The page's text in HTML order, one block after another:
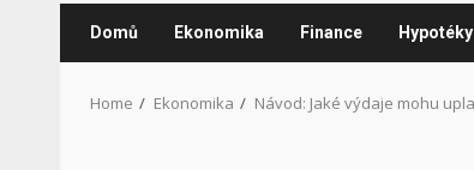
Domů Ekonomika Finance Hypotéky
Home Ekonomika Návod: Jaké výdaje mohu